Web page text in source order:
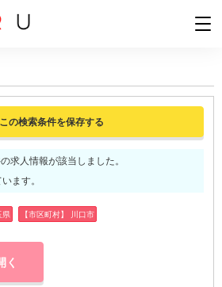
この検索条件を保存する
求人情報が該当しました。
ます。
県 【市区町村】 川口市
く